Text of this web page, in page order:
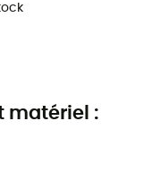
matériel :